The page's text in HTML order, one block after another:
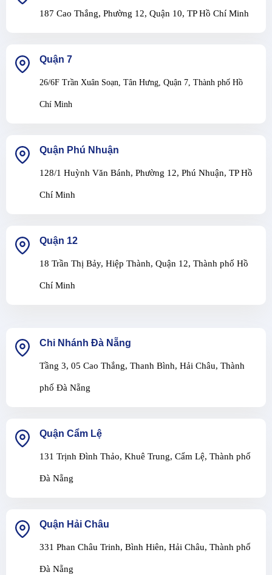
187 Cao Thắng, Phường 12, Quận 10, TP Hồ Chí Minh
Quận 7
26/6F Trần Xuân Soạn, Tân Hưng, Quận 7, Thành phố Hồ
Chí Minh
Quận Phú Nhuận
128/1 Huỳnh Văn Bánh, Phường 12, Phú Nhuận, TP Hồ
Chí Minh
Quận 12
18 Trần Thị Bảy, Hiệp Thành, Quận 12, Thành phố Hồ
Chí Minh
Chi Nhánh Đà Nẵng
Tầng 3, 05 Cao Thắng, Thanh Bình, Hải Châu, Thành
phố Đà Nẵng
Quận Cẩm Lệ
131 Trịnh Đình Thảo, Khuê Trung, Cẩm Lệ, Thành phố
Đà Nẵng
Quận Hải Châu
331 Phan Châu Trinh, Bình Hiên, Hải Châu, Thành phố
Đà Nẵng